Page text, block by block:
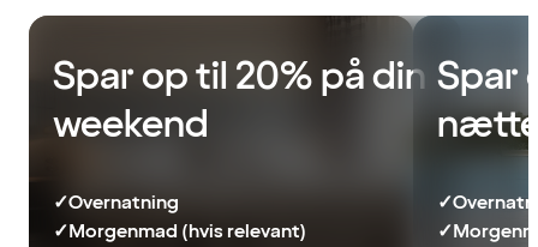
Spar op til 20% på din
weekend
✓Overnatning
✓Morgenmad (hvis relevant)
Spar
✓
✓